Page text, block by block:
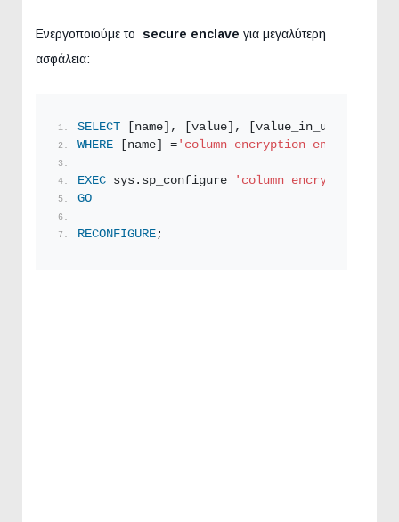
Ενεργοποιούμε το secure enclave για μεγαλύτερη
ασφάλεια:
SELECT [name], [value], [value_in_use]
WHERE [name] = 'column encryption enclave
EXEC sys.sp_configure
'column encryption
GO
RECONFIGURE;